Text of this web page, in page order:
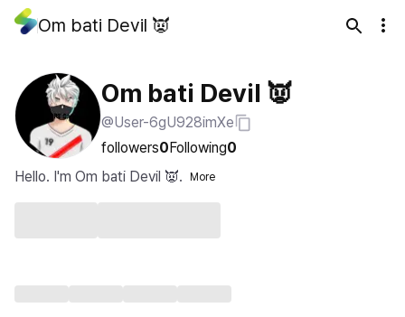
Om bati Devil 👿
Om bati Devil 👿
@User-6gU928imXe
followers0Following0
Hello. I'm Om bati Devil 👿.
More